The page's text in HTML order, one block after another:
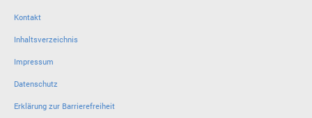
Kontakt
Inhaltsverzeichnis
Impressum
Datenschutz
Erklärung zur Barrierefreiheit